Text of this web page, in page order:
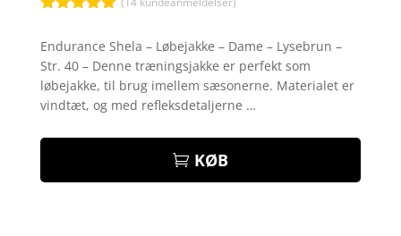
ud af 5
baseret på
kundebedøm
melser
Endurance Shela – Løbejakke – Dame – Lysebrun –
Str. 40 – Denne træningsjakke er perfekt som
løbejakke, til brug imellem sæsonerne. Materialet er
vindtæt, og med refleksdetaljerne …
KØB